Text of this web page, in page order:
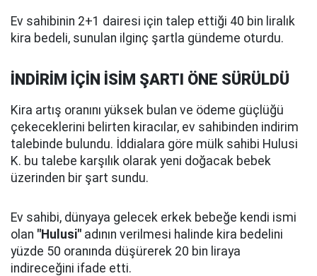
Ev sahibinin 2+1 dairesi için talep ettiği 40 bin liralık
kira bedeli, sunulan ilginç şartla gündeme oturdu.
İNDİRİM İÇİN İSİM ŞARTI ÖNE SÜRÜLDÜ
Kira artış oranını yüksek bulan ve ödeme güçlüğü
çekeceklerini belirten kiracılar, ev sahibinden indirim
talebinde bulundu. İddialara göre mülk sahibi Hulusi
K. bu talebe karşılık olarak yeni doğacak bebek
üzerinden bir şart sundu.
Ev sahibi, dünyaya gelecek erkek bebeğe kendi ismi
olan "Hulusi" adının verilmesi halinde kira bedelini
yüzde 50 oranında düşürerek 20 bin liraya
indireceğini ifade etti.